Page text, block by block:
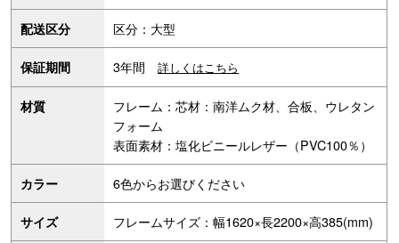
配送区分 区分：大型
保証期間 3年間詳しくはこちら
材質
フレーム：芯材：南洋ムク材、合板、ウレタン
フォーム
表面素材：塩化ビニールレザー（PVC100％）
カラー 6色からお選びください
サイズ フレームサイズ：幅1620×長2200×高385(mm)